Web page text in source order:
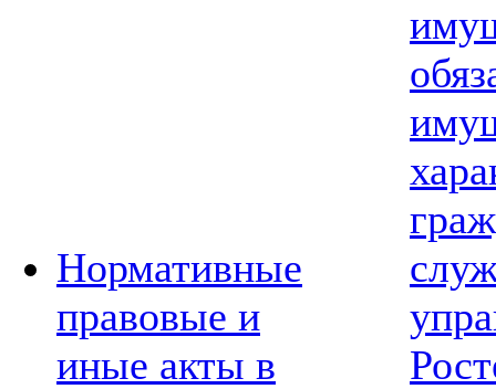
Нормативные
правовые и
иные акты в